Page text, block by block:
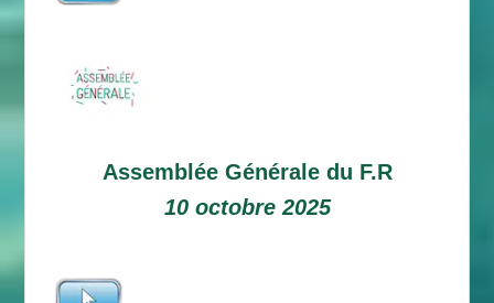
Assemblée Générale du F.R
10 octobre 2025